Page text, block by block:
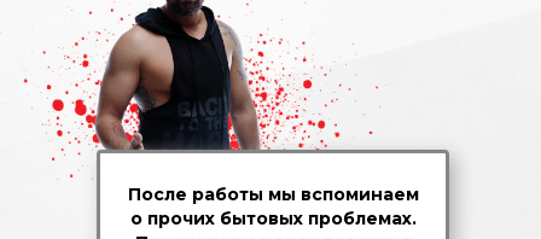
После работы мы вспоминаем
о прочих бытовых проблемах.